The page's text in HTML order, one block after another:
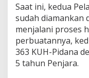
Saat ini, kedua
sudah diamankan
menjalani proses
perbuatannya,
363 KUH-Pidana
5 tahun Penjara.